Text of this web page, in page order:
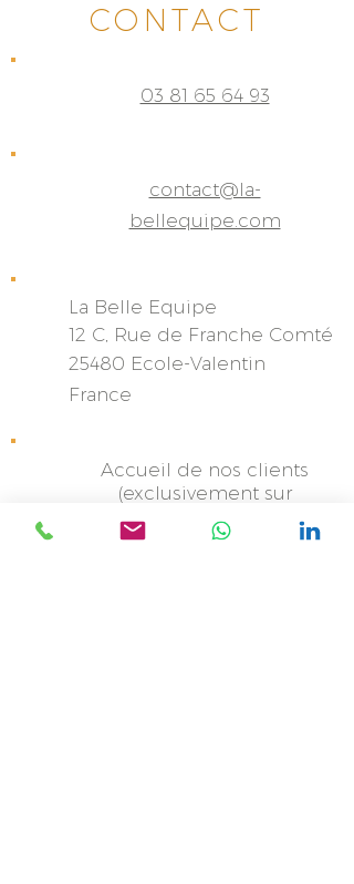
CONTACT
03 81 65 64 93
contact@la-
bellequipe.com
La Belle Equipe
12 C, Rue de Franche Comté
25480 Ecole-Valentin
France
Accueil de nos clients
(exclusivement sur
rendez-vous)